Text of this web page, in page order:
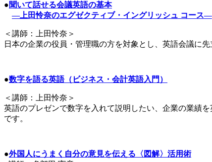
●聞いて話せる会議英語の基本
―上田怜奈のエグゼクティブ・イングリッシュ コース―
＜講師：上田怜奈＞
日本の企業の役員・管理職の方を対象とし、英語会議に
●数字を語る英語（ビジネス・会計英語入門）
＜講師：上田怜奈＞
英語のプレゼンで数字を入れて説明したい、企業の業績
です。
●外国人にうまく自分の意見を伝える〈図解〉活用術